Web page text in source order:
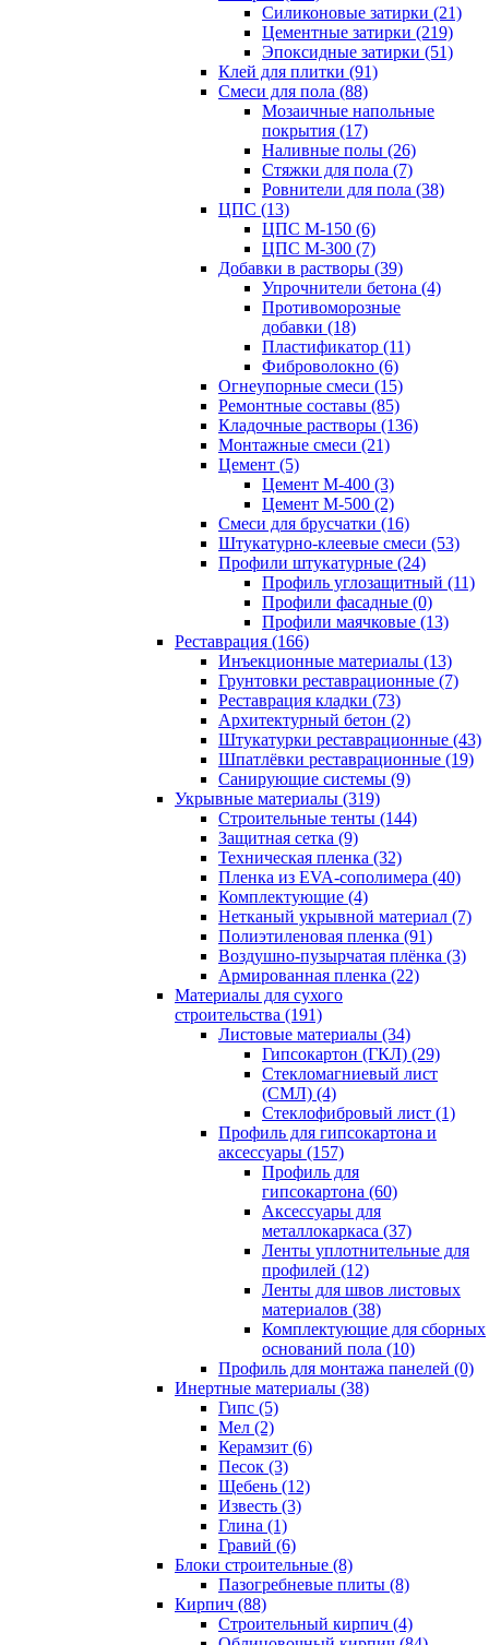
Силиконовые затирки (21)
Цементные затирки (219)
Эпоксидные затирки (51)
Клей для плитки (91)
Смеси для пола (88)
Мозаичные напольные
покрытия (17)
Наливные полы (26)
Стяжки для пола (7)
Ровнители для пола (38)
ЦПС (13)
ЦПС М-150 (6)
ЦПС М-300 (7)
Добавки в растворы (39)
Упрочнители бетона (4)
Противоморозные
добавки (18)
Пластификатор (11)
Фиброволокно (6)
Огнеупорные смеси (15)
Ремонтные составы (85)
Кладочные растворы (136)
Монтажные смеси (21)
Цемент (5)
Цемент М-400 (3)
Цемент М-500 (2)
Смеси для брусчатки (16)
Штукатурно-клеевые смеси (53)
Профили штукатурные (24)
Профиль углозащитный (11)
Профили фасадные (0)
Профили маячковые (13)
Реставрация (166)
Инъекционные материалы (13)
Грунтовки реставрационные (7)
Реставрация кладки (73)
Архитектурный бетон (2)
Штукатурки реставрационные (43)
Шпатлёвки реставрационные (19)
Санирующие системы (9)
Укрывные материалы (319)
Строительные тенты (144)
Защитная сетка (9)
Техническая пленка (32)
Пленка из EVA-сополимера (40)
Комплектующие (4)
Нетканый укрывной материал (7)
Полиэтиленовая пленка (91)
Воздушно-пузырчатая плёнка (3)
Армированная пленка (22)
Материалы для сухого
строительства (191)
Листовые материалы (34)
Гипсокартон (ГКЛ) (29)
Стекломагниевый лист
(СМЛ) (4)
Cтеклофибровый лист (1)
Профиль для гипсокартона и
аксессуары (157)
Профиль для
гипсокартона (60)
Аксессуары для
металлокаркаса (37)
Ленты уплотнительные для
профилей (12)
Ленты для швов листовых
материалов (38)
Комплектующие для сборных
оснований пола (10)
Профиль для монтажа панелей (0)
Инертные материалы (38)
Гипс (5)
Мел (2)
Керамзит (6)
Песок (3)
Щебень (12)
Известь (3)
Глина (1)
Гравий (6)
Блоки строительные (8)
Пазогребневые плиты (8)
Кирпич (88)
Строительный кирпич (4)